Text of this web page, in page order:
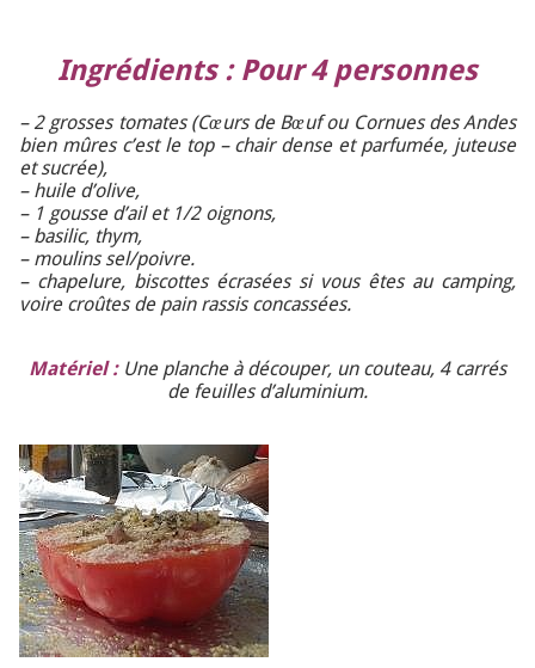
Ingrédients : Pour 4 personnes
– 2 grosses tomates (Cœurs de Bœuf ou Cornues des Andes
bien mûres c’est le top – chair dense et parfumée, juteuse
et sucrée),
– huile d’olive,
– 1 gousse d’ail et 1/2 oignons,
– basilic, thym,
– moulins sel/poivre.
– chapelure, biscottes écrasées si vous êtes au camping,
voire croûtes de pain rassis concassées.
Matériel :Une planche à découper, un couteau, 4 carrés
de feuilles d’aluminium.